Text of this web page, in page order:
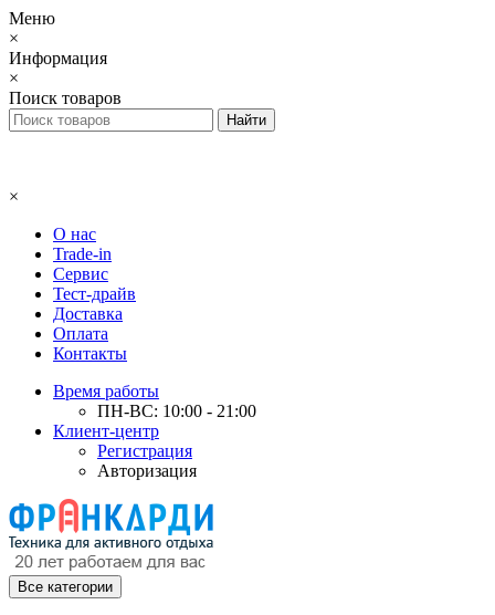
Меню
×
Информация
×
Поиск товаров
×
О нас
Trade-in
Сервис
Тест-драйв
Доставка
Оплата
Контакты
Время работы
ПН-ВС: 10:00 - 21:00
Клиент-центр
Регистрация
Авторизация
Все категории